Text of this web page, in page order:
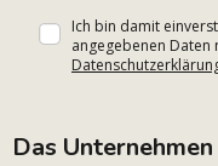
Ich bin damit
angegebenen Daten
Das Unternehmen